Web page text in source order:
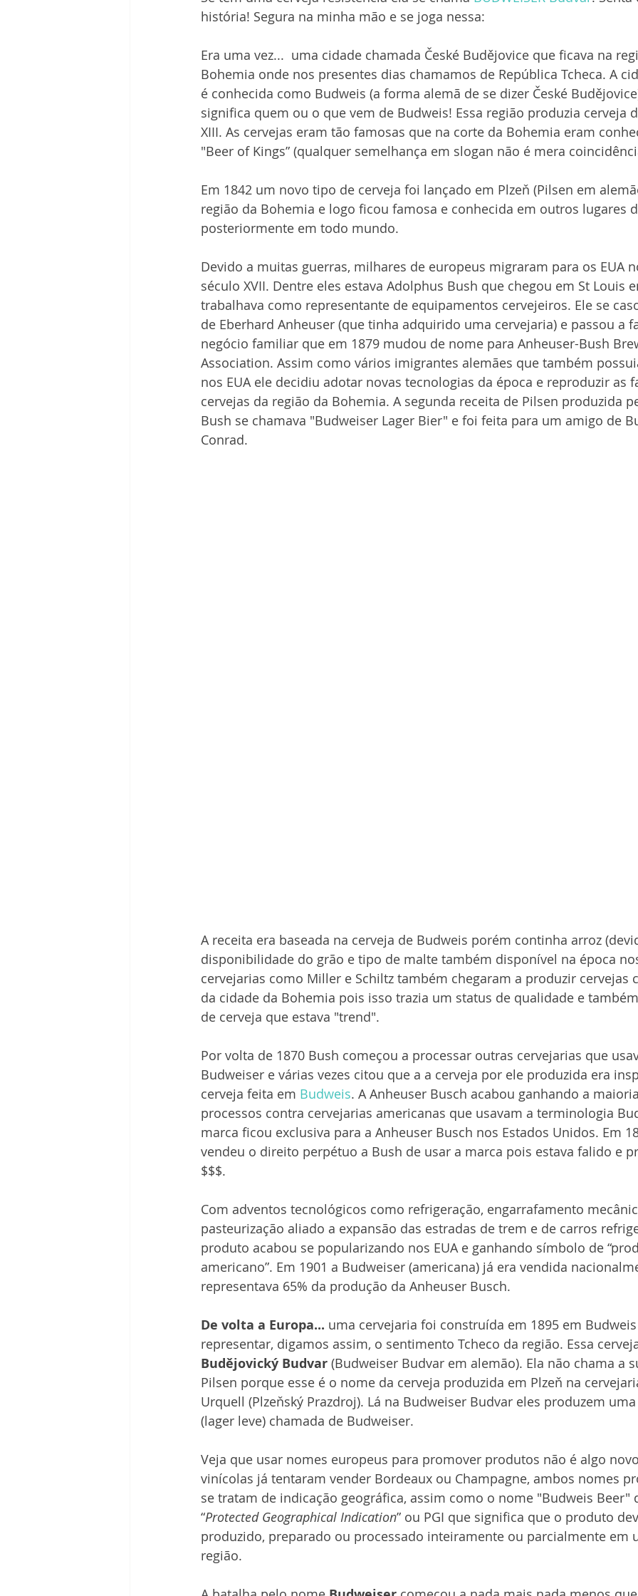
história! Segura na minha mão e se joga nessa:
Era uma vez...  uma cidade chamada České Budějovice que ficava na
Bohemia onde nos presentes dias chamamos de República Tcheca. A
é conhecida como Budweis (a forma alemã de se dizer České
significa quem ou o que vem de Budweis! Essa região produzia cerveja
XIII. As cervejas eram tão famosas que na corte da Bohemia eram
"Beer of Kings” (qualquer semelhança em slogan não é mera
Em 1842 um novo tipo de cerveja foi lançado em Plzeň (Pilsen em
região da Bohemia e logo ficou famosa e conhecida em outros lugares
posteriormente em todo mundo.
Devido a muitas guerras, milhares de europeus migraram para os EUA
século XVII. Dentre eles estava Adolphus Bush que chegou em St Louis
trabalhava como representante de equipamentos cervejeiros. Ele se
de Eberhard Anheuser (que tinha adquirido uma cervejaria) e passou a
negócio familiar que em 1879 mudou de nome para Anheuser-Bush
Association. Assim como vários imigrantes alemães que também
nos EUA ele decidiu adotar novas tecnologias da época e reproduzir as
cervejas da região da Bohemia. A segunda receita de Pilsen produzida
Bush se chamava "Budweiser Lager Bier" e foi feita para um amigo de
Conrad.
A receita era baseada na cerveja de Budweis porém continha arroz
disponibilidade do grão e tipo de malte também disponível na época
cervejarias como Miller e Schiltz também chegaram a produzir
da cidade da Bohemia pois isso trazia um status de qualidade e
de cerveja que estava "trend".
Por volta de 1870 Bush começou a processar outras cervejarias que
Budweiser e várias vezes citou que a a cerveja por ele produzida era
cerveja feita em Budweis. A Anheuser Busch acabou ganhando a
processos contra cervejarias americanas que usavam a terminologia
marca ficou exclusiva para a Anheuser Busch nos Estados Unidos. Em
vendeu o direito perpétuo a Bush de usar a marca pois estava falido e
$$$.
Com adventos tecnológicos como refrigeração, engarrafamento
pasteurização aliado a expansão das estradas de trem e de carros
produto acabou se popularizando nos EUA e ganhando símbolo de
americano”. Em 1901 a Budweiser (americana) já era vendida
representava 65% da produção da Anheuser Busch.
De volta a Europa... uma cervejaria foi construída em 1895 em
representar, digamos assim, o sentimento Tcheco da região. Essa
Budějovický Budvar (Budweiser Budvar em alemão). Ela não chama a
Pilsen porque esse é o nome da cerveja produzida em Plzeň na
Urquell (Plzeňský Prazdroj). Lá na Budweiser Budvar eles produzem
(lager leve) chamada de Budweiser.
Veja que usar nomes europeus para promover produtos não é algo
vinícolas já tentaram vender Bordeaux ou Champagne, ambos nomes
se tratam de indicação geográfica, assim como o nome "Budweis Beer"
“Protected Geographical Indication” ou PGI que significa que o produto
produzido, preparado ou processado inteiramente ou parcialmente em
região.